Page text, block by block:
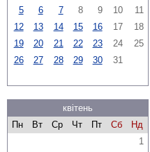
5
6 7 8 9 10
11
12
13 14 15 16 17
18
19
20 21 22 23 24
25
26
27 28 29 30 31
квітень
Пн
Вт Ср Чт Пт Сб
Нд
1